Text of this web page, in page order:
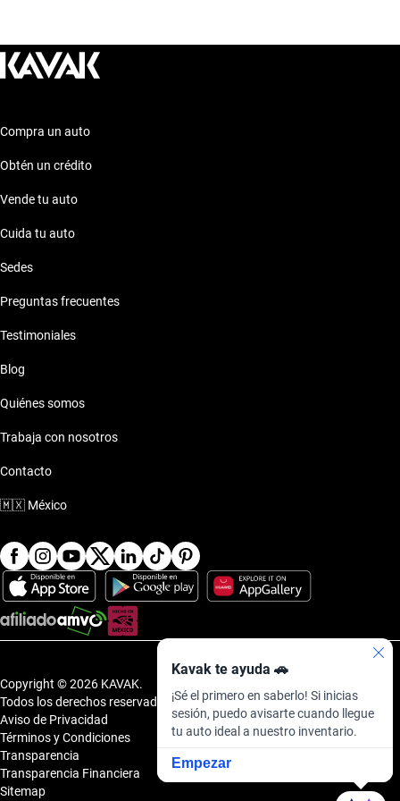
Kavak te ayuda 🚗
¡Sé el primero en saberlo! Si inicias
sesión, puedo avisarte cuando llegue
tu auto ideal a nuestro inventario.
Empezar
Compra un auto
Obtén un crédito
Vende tu auto
Cuida tu auto
Sedes
Preguntas frecuentes
Testimoniales
Blog
Quiénes somos
Trabaja con nosotros
Contacto
🇲🇽 México
Copyright © 2026 KAVAK.
Todos los derechos reservados.
Aviso de Privacidad
Términos y Condiciones
Transparencia
Transparencia Financiera
Sitemap